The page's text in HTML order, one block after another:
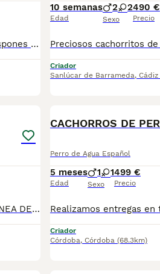
Compro cachorros de perro de agua macho o hembra si dispones de alguna camada ponte en contacto conmigo, también me valdría labrador retriever, zona de Cádiz
10 semanas
Edad
2 2
Sexo
490 €
Precio
Criador
Sanlúcar de Barrameda, Cádiz
EXCELENTE CAMADA DE PERRO DE AGUA ESPAÑOL DE LÍNEA DE CAMPEONES DE BELLEZA. Disponible camada de 5 cachorros todos marrones: 1 macho y 4 hembras. Criados en ambiente familiar, con muy buen carácter y excelente morfología. Se entregan a partir del día 12 de mayo con: • Dos vacunas víricas • Chip y pasaporte europeo • Desparasitaciones al día • Pedigree en tramitación El padre es el ejemplar blanco y la madre la marrón que aparece junto a sus cachorros. La camada está avalada por 4 Campeones de España en su línea genética. Se entregan con contrato de compraventa y garantía por escrito. Tf 685901957 Disponemos de núcleo Zoológico Te lo llevamos a casa por el mismo precio . Ver videos de los cachorros .
Perro de Agua Español
5 meses
Edad
1 1
Sexo
499 €
Precio
Criador
Córdoba, Córdoba (68.3km)